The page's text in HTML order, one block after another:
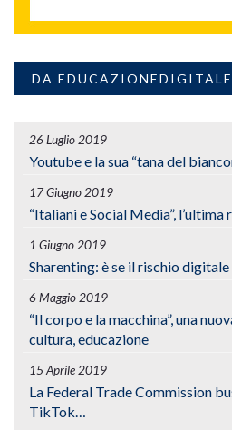
DA
26 Luglio 2019
Youtube e la sua “tana del
17 Giugno 2019
“Italiani e Social Media”,
1 Giugno 2019
Sharenting: è se il rischio
6 Maggio 2019
“Il corpo e la macchina”, una
cultura, educazione
15 Aprile 2019
La Federal Trade Commission
TikTok…